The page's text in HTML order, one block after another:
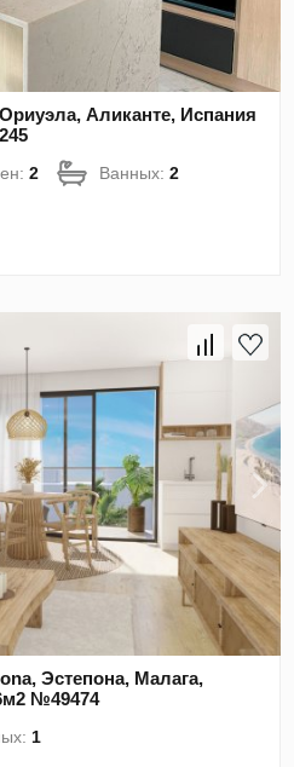
Аликанте, Испания
2 Ванных:2
Эстепона, Малага,
№49474
1